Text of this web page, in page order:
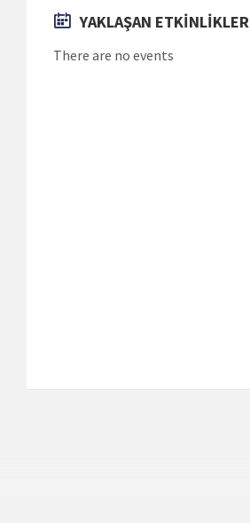
YAKLAŞAN ETKİNLİKLER
There are no events